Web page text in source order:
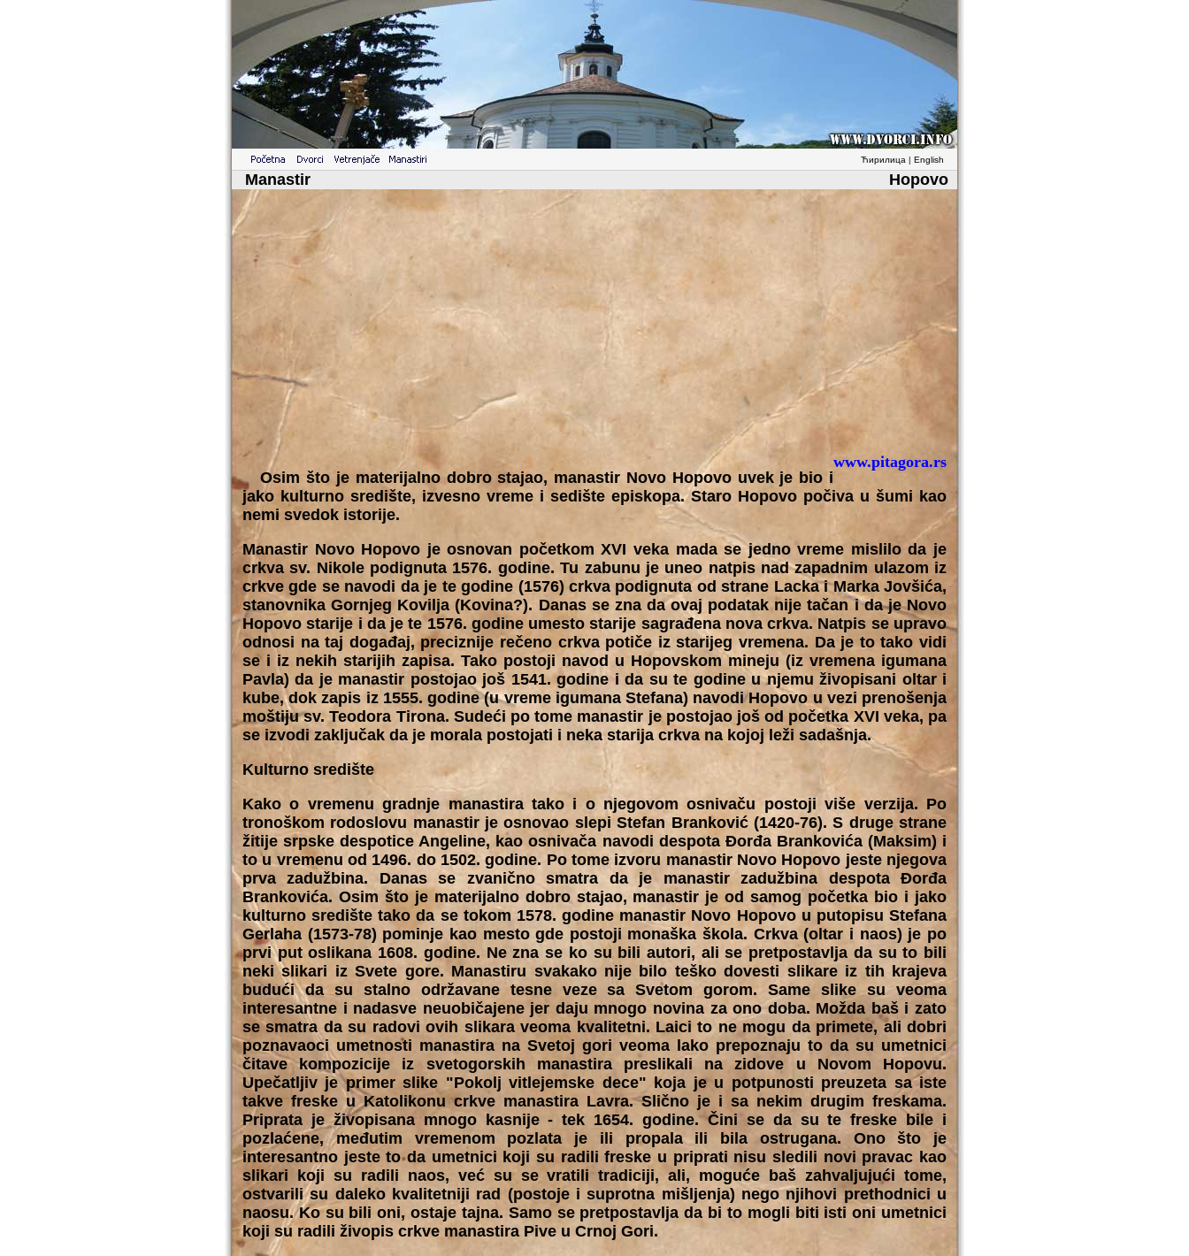
Ћирилица | English
Manastir Hopovo
www.pitagora.rs
Osim što je materijalno dobro stajao, manastir Novo Hopovo uvek je bio i
jako kulturno središte, izvesno vreme i sedište episkopa. Staro Hopovo počiva u šumi kao
nemi svedok istorije.
Manastir Novo Hopovo je osnovan početkom XVI veka mada se jedno vreme mislilo da je
crkva sv. Nikole podignuta 1576. godine. Tu zabunu je uneo natpis nad zapadnim ulazom iz
crkve gde se navodi da je te godine (1576) crkva podignuta od strane Lacka i Marka Jovšića,
stanovnika Gornjeg Kovilja (Kovina?). Danas se zna da ovaj podatak nije tačan i da je Novo
Hopovo starije i da je te 1576. godine umesto starije sagrađena nova crkva. Natpis se upravo
odnosi na taj događaj, preciznije rečeno crkva potiče iz starijeg vremena. Da je to tako vidi
se i iz nekih starijih zapisa. Tako postoji navod u Hopovskom mineju (iz vremena igumana
Pavla) da je manastir postojao još 1541. godine i da su te godine u njemu živopisani oltar i
kube, dok zapis iz 1555. godine (u vreme igumana Stefana) navodi Hopovo u vezi prenošenja
moštiju sv. Teodora Tirona. Sudeći po tome manastir je postojao još od početka XVI veka, pa
se izvodi zaključak da je morala postojati i neka starija crkva na kojoj leži sadašnja.
Kulturno središte
Kako o vremenu gradnje manastira tako i o njegovom osnivaču postoji više verzija. Po
tronoškom rodoslovu manastir je osnovao slepi Stefan Branković (1420-76). S druge strane
žitije srpske despotice Angeline, kao osnivača navodi despota Đorđa Brankovića (Maksim) i
to u vremenu od 1496. do 1502. godine. Po tome izvoru manastir Novo Hopovo jeste njegova
prva zadužbina. Danas se zvanično smatra da je manastir zadužbina despota Đorđa
Brankovića. Osim što je materijalno dobro stajao, manastir je od samog početka bio i jako
kulturno središte tako da se tokom 1578. godine manastir Novo Hopovo u putopisu Stefana
Gerlaha (1573-78) pominje kao mesto gde postoji monaška škola. Crkva (oltar i naos) je po
prvi put oslikana 1608. godine. Ne zna se ko su bili autori, ali se pretpostavlja da su to bili
neki slikari iz Svete gore. Manastiru svakako nije bilo teško dovesti slikare iz tih krajeva
budući da su stalno održavane tesne veze sa Svetom gorom. Same slike su veoma
interesantne i nadasve neuobičajene jer daju mnogo novina za ono doba. Možda baš i zato
se smatra da su radovi ovih slikara veoma kvalitetni. Laici to ne mogu da primete, ali dobri
poznavaoci umetnosti manastira na Svetoj gori veoma lako prepoznaju to da su umetnici
čitave kompozicije iz svetogorskih manastira preslikali na zidove u Novom Hopovu.
Upečatljiv je primer slike "Pokolj vitlejemske dece" koja je u potpunosti preuzeta sa iste
takve freske u Katolikonu crkve manastira Lavra. Slično je i sa nekim drugim freskama.
Priprata je živopisana mnogo kasnije - tek 1654. godine. Čini se da su te freske bile i
pozlaćene, međutim vremenom pozlata je ili propala ili bila ostrugana. Ono što je
interesantno jeste to da umetnici koji su radili freske u priprati nisu sledili novi pravac kao
slikari koji su radili naos, već su se vratili tradiciji, ali, moguće baš zahvaljujući tome,
ostvarili su daleko kvalitetniji rad (postoje i suprotna mišljenja) nego njihovi prethodnici u
naosu. Ko su bili oni, ostaje tajna. Samo se pretpostavlja da bi to mogli biti isti oni umetnici
koji su radili živopis crkve manastira Pive u Crnoj Gori.